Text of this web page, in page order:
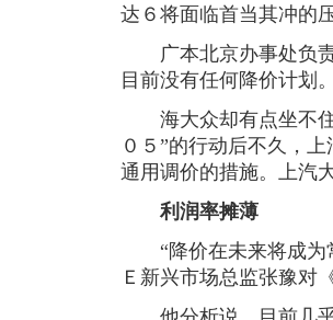
达６将面临首当其冲的压
广本北京办事处负责
目前没有任何降价计划。
海大众却有点坐不住
０５”的行动后不久，
通用调价的措施。上汽
利润率摊薄
“降价在未来将成为
Ｅ新兴市场总监张豫对